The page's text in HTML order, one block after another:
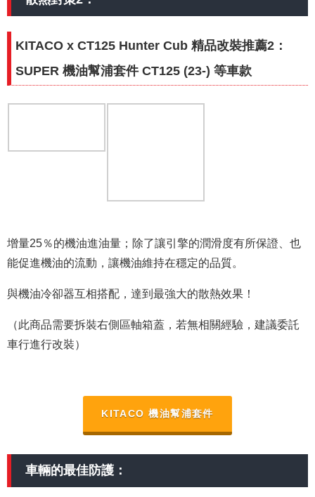
KITACO x CT125 Hunter Cub 精品改裝推薦2：
SUPER 機油幫浦套件 CT125 (23-) 等車款
增量25％的機油進油量；除了讓引擎的潤滑度有所保證、也
能促進機油的流動，讓機油維持在穩定的品質。
與機油冷卻器互相搭配，達到最強大的散熱效果！
（此商品需要拆裝右側區軸箱蓋，若無相關經驗，建議委託
車行進行改裝）
KITACO 機油幫浦套件
車輛的最佳防護：